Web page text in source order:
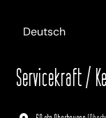
Deutsch
Servicekraft /